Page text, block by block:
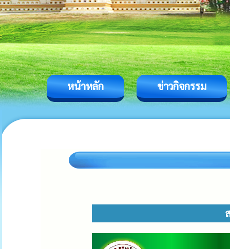
หน้าหลัก ข่าวกิจกรรม